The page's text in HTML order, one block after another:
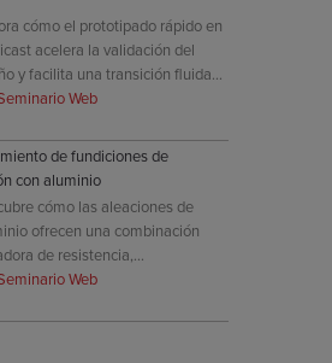
cómo el prototipado rápido en
acelera la validación del
y facilita una transición fluida
una producción escalable y
Web
de fundiciones de
con aluminio
cómo las aleaciones de
ofrecen una combinación
de resistencia,
y reducción de peso
Web